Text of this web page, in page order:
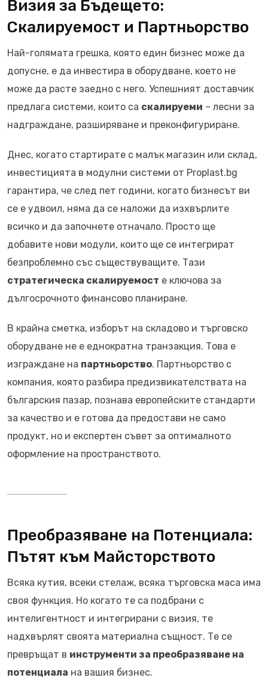
Визия за Бъдещето:
Скалируемост и Партньорство
Най-голямата грешка, която един бизнес може да
допусне, е да инвестира в оборудване, което не
може да расте заедно с него. Успешният доставчик
предлага системи, които са скалируеми – лесни за
надграждане, разширяване и преконфигуриране.
Днес, когато стартирате с малък магазин или склад,
инвестицията в модулни системи от Proplast.bg
гарантира, че след пет години, когато бизнесът ви
се е удвоил, няма да се наложи да изхвърлите
всичко и да започнете отначало. Просто ще
добавите нови модули, които ще се интегрират
безпроблемно със съществуващите. Тази
стратегическа скалируемост е ключова за
дългосрочното финансово планиране.
В крайна сметка, изборът на складово и търговско
оборудване не е еднократна транзакция. Това е
изграждане на партньорство. Партньорство с
компания, която разбира предизвикателствата на
българския пазар, познава европейските стандарти
за качество и е готова да предостави не само
продукт, но и експертен съвет за оптималното
оформление на пространството.
Преобразяване на Потенциала:
Пътят към Майсторството
Всяка кутия, всеки стелаж, всяка търговска маса има
своя функция. Но когато те са подбрани с
интелигентност и интегрирани с визия, те
надхвърлят своята материална същност. Те се
превръщат в инструменти за преобразяване на
потенциала на вашия бизнес.